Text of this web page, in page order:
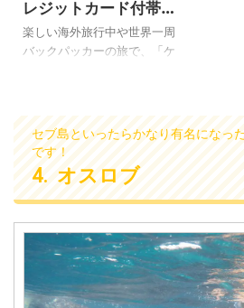
最初は悩みましたが、2年間の
をセブ島の両替所に何度も連
れて行って勉強しまし
にどこでいくら換金したらい
いか」説明するよ♪ 心配だよ
ね？フィリ ...
の
レジットカード付帯の
海外旅行保険の自動付
帯・利用付帯の違いや
楽しい海外旅行中や世界一周
バックパッカーの旅で、「ケ
っちゃ高くて、盲腸の場合は
ヨーロッパだと100万円越え、
アメリカだと300万円近くして
救急車も有料です。 そんな世
界一周バックパッカーの間で
は有名な話から入った、こん
にちはYoshiです。 海外旅行や
世界一周中でも、安心して病
院に行けるように海外旅行保
険に加入したいですね♪ でも、
セブ島といったらかなり有名になっ
です！
オスロブ